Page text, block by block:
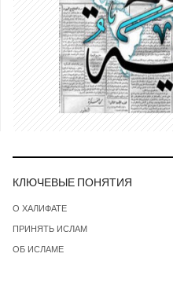
КЛЮЧЕВЫЕ ПОНЯТИЯ
О ХАЛИФАТЕ
ПРИНЯТЬ ИСЛАМ
ОБ ИСЛАМЕ